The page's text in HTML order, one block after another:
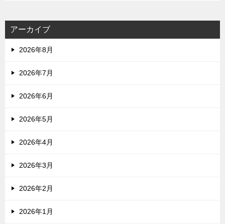
アーカイブ
2026年8月
2026年7月
2026年6月
2026年5月
2026年4月
2026年3月
2026年2月
2026年1月